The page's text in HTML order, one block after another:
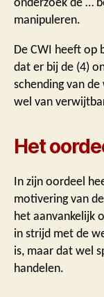
manipuleren.
De CWI heeft op
dat er bij de (4)
schending van
wel van
Het
In zijn oordeel
motivering van
het aanvankelijk
in strijd met de
is, maar dat wel
handelen.